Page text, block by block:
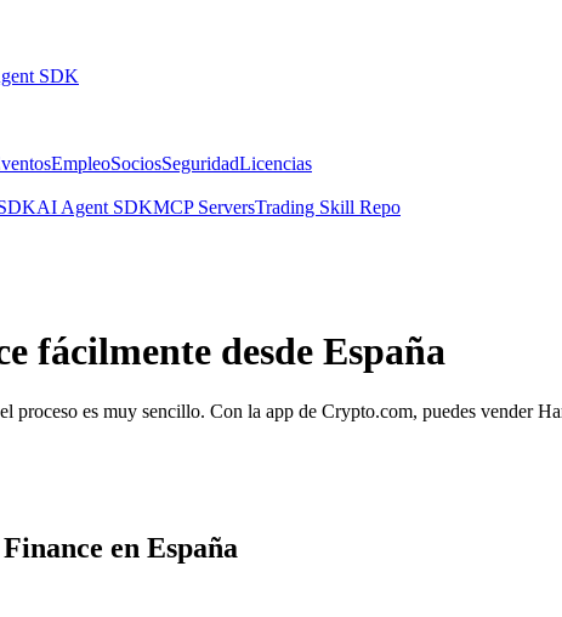
SDK
EmpleoSociosSeguridadLicencias
AI Agent SDKMCP ServersTrading Skill Repo
fácilmente desde España
proceso es muy sencillo. Con la app de Crypto.com, puedes vender
en España